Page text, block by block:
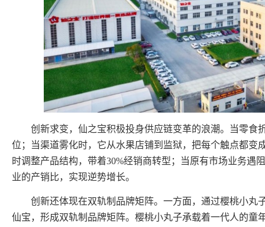
创新求变，仙之宝积极投身供应链变革的浪潮。当零食
位；当渠道雾化时，它从水果店铺到监狱，把每个触点都变
时调整产品结构，带着30%经销商转型；当原有市场业务遇
业的产销比，实现逆势增长。
创新还体现在双轨制品牌矩阵。一方面，通过樱桃小丸
仙宝，形成双轨制品牌矩阵。樱桃小丸子承载着一代人的童